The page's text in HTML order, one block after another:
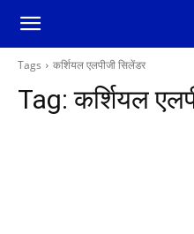
Tags कर्शियल एलपीजी सिलेंडर
Tag:कर्शियल